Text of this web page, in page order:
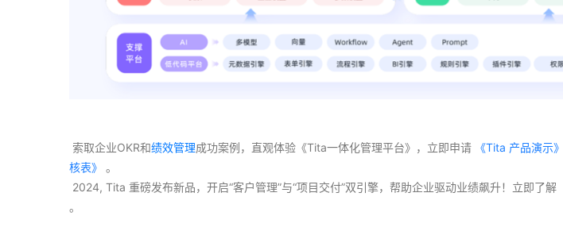
索取企业OKR和绩效管理成功案例，直观体验《Tita一体化管理平台》，立即申请 《Tita 产品演示》
核表》
。
2024, Tita 重磅发布新品，开启“客户管理”与“项目交付”双引擎，帮助企业驱动业绩飙升！立即了解
。